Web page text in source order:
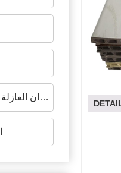
ألواح الجدران العازلة للصوت في الأماكن المغلقة